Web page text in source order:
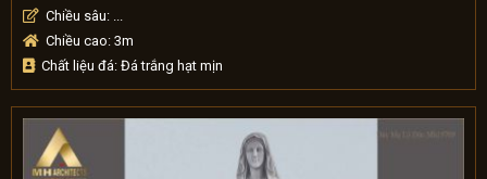
Chiều sâu: ...
Chiều cao: 3m
Chất liệu đá: Đá trắng hạt mịn